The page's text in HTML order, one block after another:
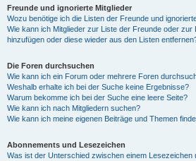
Freunde und ignorierte Mitglieder
Wozu benötige ich die Listen der Freunde und
Wie kann ich Mitglieder zur Liste der Freunde oder zur
hinzufügen oder diese wieder aus den Listen
Die Foren durchsuchen
Wie kann ich ein Forum oder mehrere Foren
Weshalb erhalte ich bei der Suche keine Ergebnisse?
Warum bekomme ich bei der Suche eine leere Seite?
Wie kann ich nach Mitgliedern suchen?
Wie kann ich meine eigenen Beiträge und Themen
Abonnements und Lesezeichen
Was ist der Unterschied zwischen einem Lesezeichen